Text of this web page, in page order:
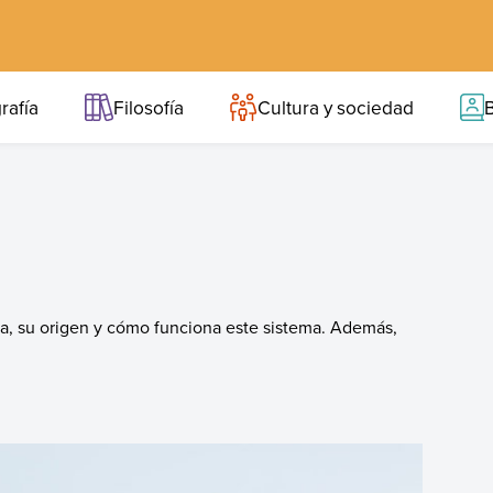
Filosofía Cultura y sociedad
su origen y cómo funciona este sistema. Además,